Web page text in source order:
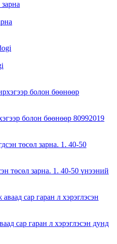
болон бөөнөөр 80992019
төсөл зарна. 1. 40-50 үнээний
сар гаран л хэрэглэсэн дунд